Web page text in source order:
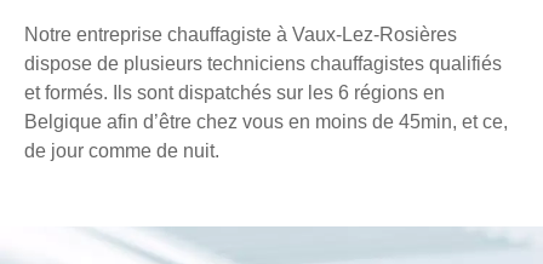
Notre entreprise chauffagiste à Vaux-Lez-Rosières
dispose de plusieurs techniciens chauffagistes qualifiés
et formés. Ils sont dispatchés sur les 6 régions en
Belgique afin d’être chez vous en moins de 45min, et ce,
de jour comme de nuit.